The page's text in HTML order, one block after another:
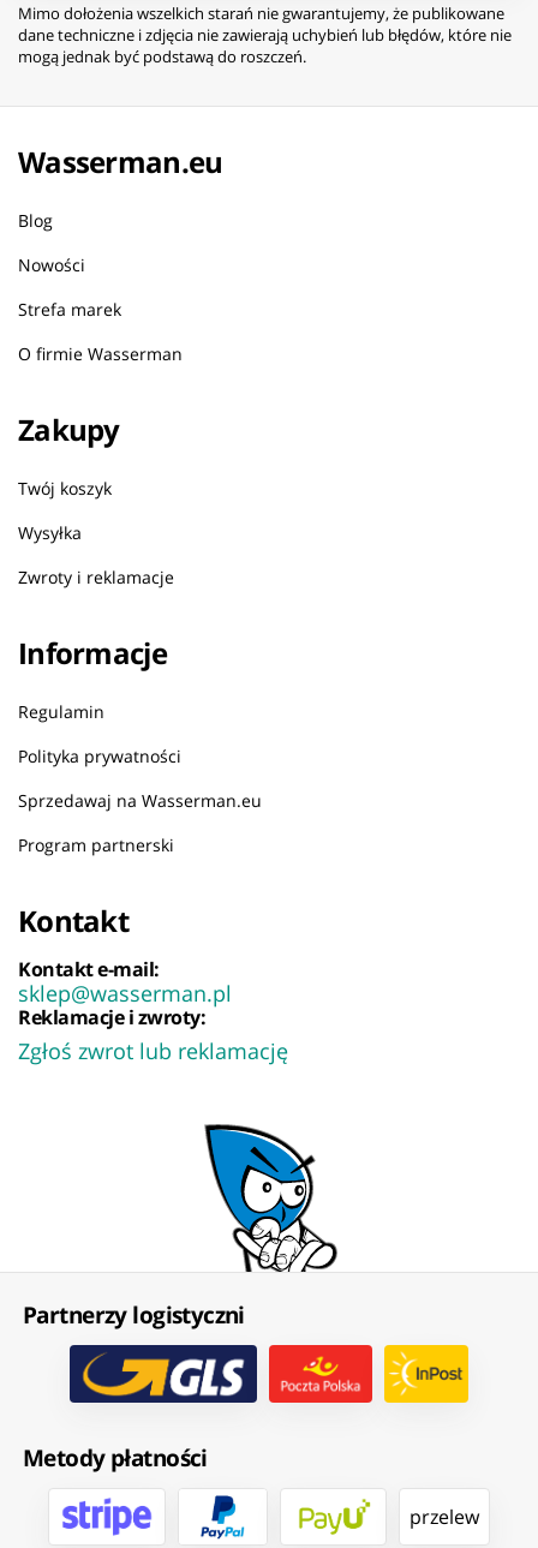
Mimo dołożenia wszelkich starań nie gwarantujemy, że publikowane
dane techniczne i zdjęcia nie zawierają uchybień lub błędów, które nie
mogą jednak być podstawą do roszczeń.
Wasserman.eu
Blog
Nowości
Strefa marek
O firmie Wasserman
Zakupy
Twój koszyk
Wysyłka
Zwroty i reklamacje
Informacje
Regulamin
Polityka prywatności
Sprzedawaj na Wasserman.eu
Program partnerski
Kontakt
Kontakt e-mail:
sklep@wasserman.pl
Reklamacje i zwroty:
Zgłoś zwrot lub reklamację
Partnerzy logistyczni
Metody płatności
przelew